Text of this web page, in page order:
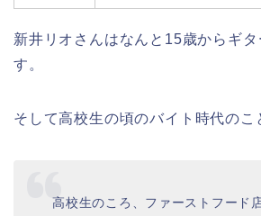
新井リオさんはなんと15歳からギ
す。
そして高校生の頃のバイト時代のこ
高校生のころ、ファーストフード